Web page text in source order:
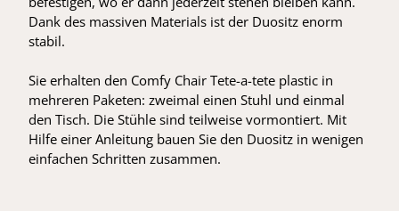
Dank des massiven Materials ist der Duositz enorm
stabil.
Sie erhalten den Comfy Chair Tete-a-tete plastic in
mehreren Paketen: zweimal einen Stuhl und einmal
den Tisch. Die Stühle sind teilweise vormontiert. Mit
Hilfe einer Anleitung bauen Sie den Duositz in wenigen
einfachen Schritten zusammen.